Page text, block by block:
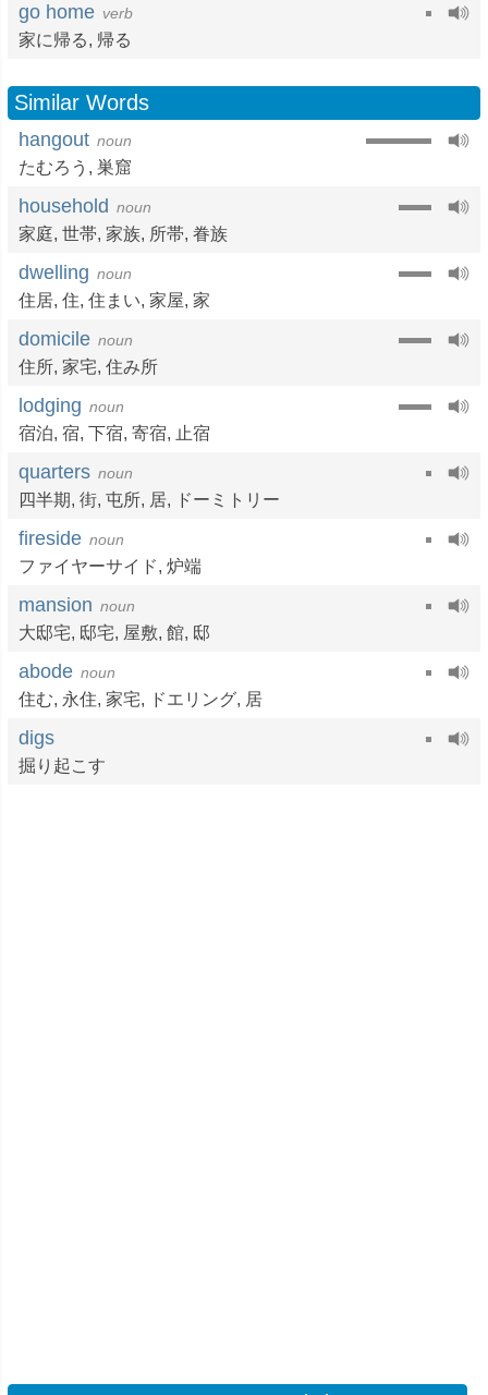
go home verb
家に帰る, 帰る
Similar Words
hangout noun
たむろう , 巣窟
household noun
家庭, 世帯, 家族, 所帯, 眷族
dwelling noun
住居, 住, 住まい, 家屋, 家
domicile noun
住所, 家宅, 住み所
lodging noun
宿泊, 宿, 下宿, 寄宿, 止宿
quarters noun
四半期, 街, 屯所, 居, ドーミトリー
fireside noun
ファイヤーサイド, 炉端
mansion noun
大邸宅, 邸宅, 屋敷, 館, 邸
abode noun
住む, 永住, 家宅, ドエリング, 居
digs
掘り起こす